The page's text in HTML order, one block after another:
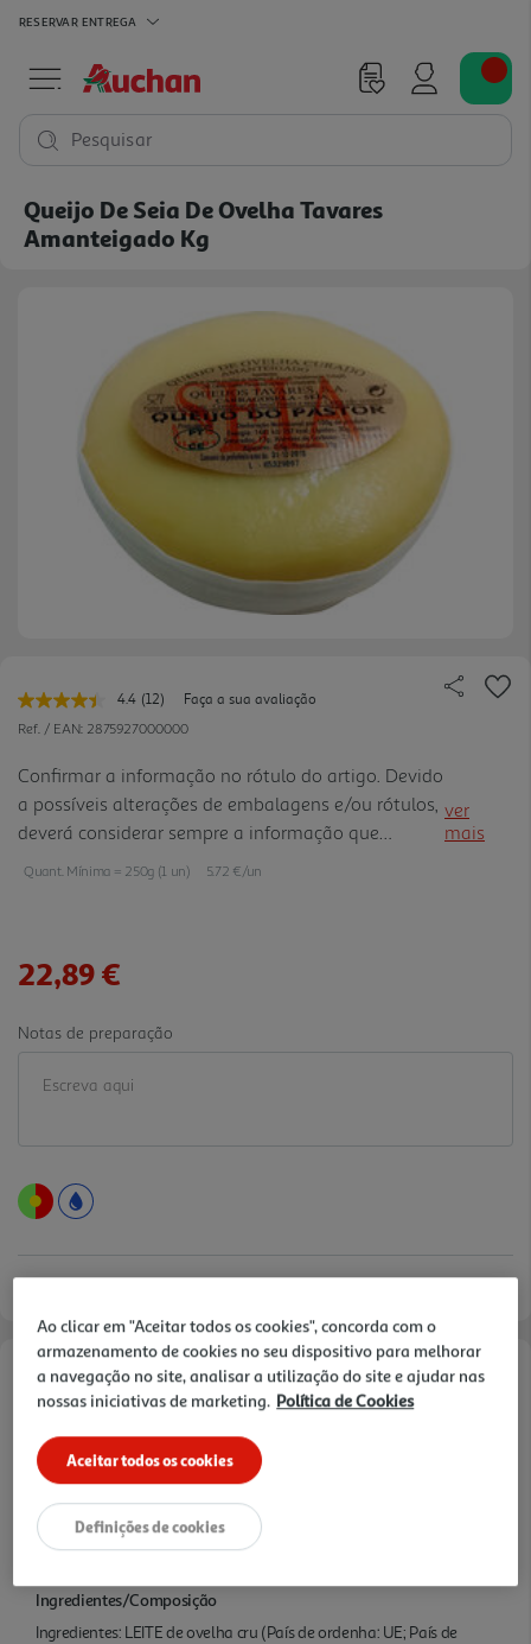
RESERVAR ENTREGA
Pesquisar
Queijo De Seia De Ovelha Tavares
Amanteigado Kg
4.4 Leu
12
Link
para
a
mesma
página.
(12)
Faça a sua avaliação
Ref. / EAN: 2875927000000
Confirmar a informação no rótulo do artigo. Devido
a possíveis alterações de embalagens e/ou rótulos,
deverá considerar sempre a informação que
acompanha o produto que recebe.
ver
mais
Quant. Mínima = 250g (1 un) 5.72 €/un
22,89 €
Notas de preparação
Informações de Marketing
Confirmar a informação no rótulo do artigo. Devido a possíveis
alterações de embalagens e/ou rótulos, deverá considerar sempre
Características
Ingredientes/Composição
Ingredientes: LEITE de ovelha cru (País de ordenha: UE; País de
Ao clicar em "Aceitar todos os cookies", concorda com o
armazenamento de cookies no seu dispositivo para melhorar
a navegação no site, analisar a utilização do site e ajudar nas
nossas iniciativas de marketing. Política de Cookies
Aceitar todos os cookies
Definições de cookies